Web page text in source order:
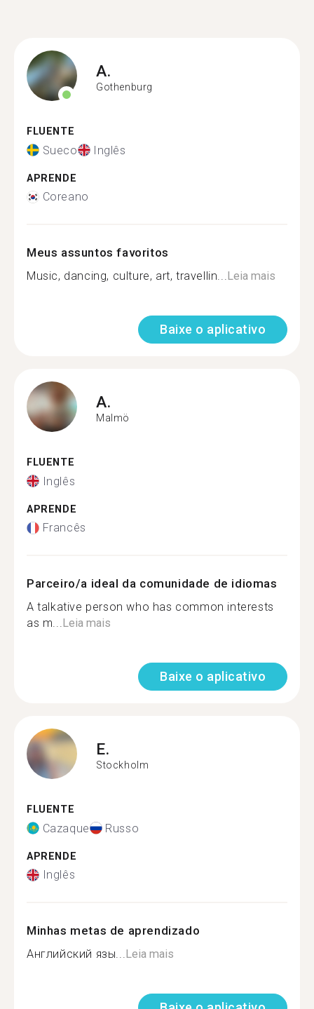
A.
Gothenburg
FLUENTE
Sueco Inglês
APRENDE
Coreano
Meus assuntos favoritos
Music, dancing, culture, art, travellin...Leia mais
Baixe o aplicativo
A.
Malmö
FLUENTE
Inglês
APRENDE
Francês
Parceiro/a ideal da comunidade de idiomas
A talkative person who has common interests
as m...Leia mais
Baixe o aplicativo
E.
Stockholm
FLUENTE
Cazaque Russo
APRENDE
Inglês
Minhas metas de aprendizado
Английский язы...Leia mais